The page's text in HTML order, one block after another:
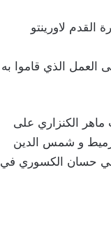
القدم لاورينتو
العمل الذي قاموا به
الكنزاري على
زميط و شمس الدين
حسان الكسوري في